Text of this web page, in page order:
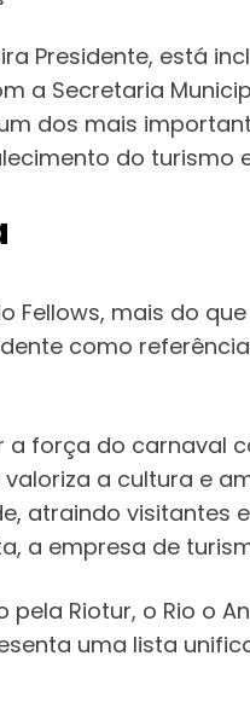
Presidente, está
a Secretaria
dos mais
do turismo
Fellows, mais do
como
a força do carnaval
valoriza a cultura e
atraindo visitantes
a empresa de
Riotur, o Rio o
uma lista